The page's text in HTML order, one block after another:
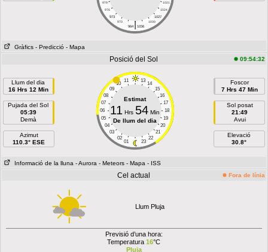
979
1021
976
1024
973
1027
970
1030
|
964 1036
Gràfics - Predicció - Mapa
Posició del Sol 09:54:32
Llum del dia
16 Hrs 12 Min
Pujada del Sol
05:39
Demà
Azimut
110.3° ESE
11 13
10
14
09
15
08
16
07
17
06
18
05
19
04
20
03
21
02
22
01 23
Estimat
11 Hrs 54 Min
De llum del dia
Foscor
7 Hrs 47 Min
Sol posat
21:49
Avui
Elevació
30.8°
Informació de la lluna - Aurora - Meteors - Mapa - ISS
Cel actual Fora de línia
Llum Pluja
Previsió d’una hora:
Temperatura16°C
Pluja